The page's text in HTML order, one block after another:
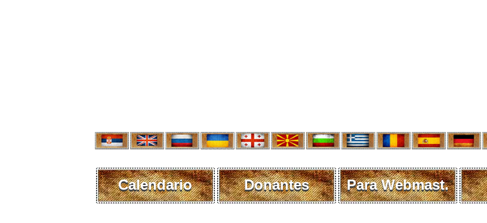
Calendario Donantes Para Webmast.